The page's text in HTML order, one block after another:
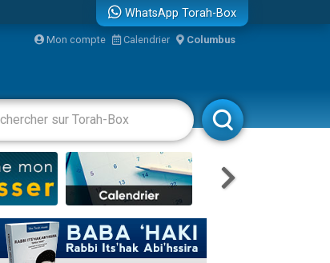
WhatsApp Torah-Box
Mon compte Calendrier Columbus
Divertissements Livres Rabbanim